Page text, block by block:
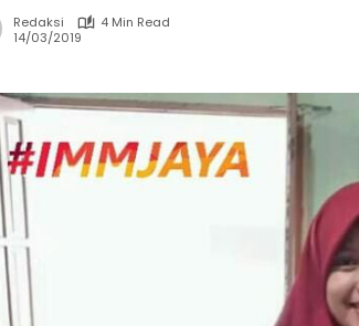
Redaksi
4 Min Read
14/03/2019